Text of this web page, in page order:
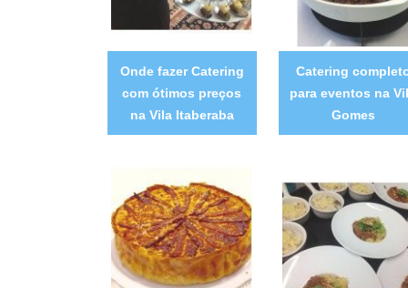
Onde fazer Catering
com ótimos preços
na Vila Itaberaba
Catering
para eventos na
Gomes